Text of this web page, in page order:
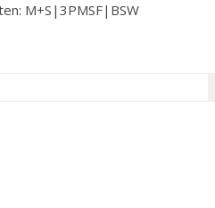
M+S|3PMSF|BSW